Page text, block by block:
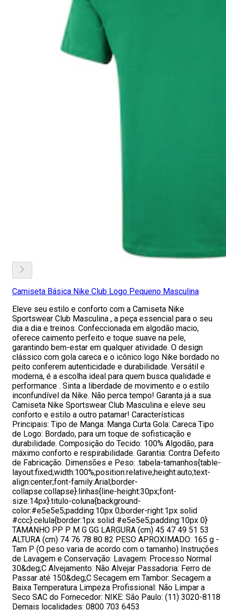
Camiseta Básica Nike Club Logo Pequeno Masculina
Eleve seu estilo e conforto com a Camiseta Nike
Sportswear Club Masculina , a peça essencial para o seu
dia a dia e treinos. Confeccionada em algodão macio,
oferece caimento perfeito e toque suave na pele,
garantindo bem-estar em qualquer atividade. O design
clássico com gola careca e o icônico logo Nike bordado no
peito conferem autenticidade e durabilidade. Versátil e
moderna, é a escolha ideal para quem busca qualidade e
performance . Sinta a liberdade de movimento e o estilo
inconfundível da Nike. Não perca tempo! Garanta já a sua
Camiseta Nike Sportswear Club Masculina e eleve seu
conforto e estilo a outro patamar! Características
Principais: Tipo de Manga: Manga Curta Gola: Careca Tipo
de Logo: Bordado, para um toque de sofisticação e
durabilidade. Composição do Tecido: 100% Algodão, para
máximo conforto e respirabilidade. Garantia: Contra Defeito
de Fabricação. Dimensões e Peso: .tabela-tamanhos{table-
layout:fixed;width:100%;position:relative;height:auto;text-
align:center;font-family:Arial;border-
collapse:collapse}.linhas{line-height:30px;font-
size:14px}.titulo-coluna{background-
color:#e5e5e5;padding:10px 0;border-right:1px solid
#ccc}.celula{border:1px solid #e5e5e5;padding:10px 0}
TAMANHO PP P M G GG LARGURA (cm) 45 47 49 51 53
ALTURA (cm) 74 76 78 80 82 PESO APROXIMADO: 165 g -
Tam P (O peso varia de acordo com o tamanho) Instruções
de Lavagem e Conservação: Lavagem: Processo Normal
30&deg;C Alvejamento: Não Alvejar Passadoria: Ferro de
Passar até 150&deg;C Secagem em Tambor: Secagem a
Baixa Temperatura Limpeza Profissional: Não Limpar a
Seco SAC do Fornecedor: NIKE: São Paulo: (11) 3020-8118
Demais localidades: 0800 703 6453